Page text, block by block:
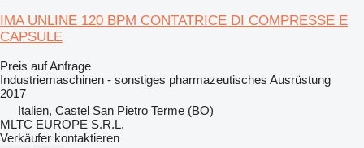
IMA UNLINE 120 BPM CONTATRICE DI COMPRESSE E
CAPSULE
Preis auf Anfrage
Industriemaschinen - sonstiges pharmazeutisches Ausrüstung
2017
Italien, Castel San Pietro Terme (BO)
MLTC EUROPE S.R.L.
Verkäufer kontaktieren